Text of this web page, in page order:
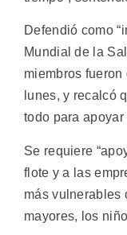
Defendió como
Mundial de la
miembros
lunes, y recalcó
todo para
Se requiere
flote y a las
más vulnerables
mayores, los